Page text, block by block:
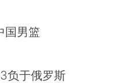
国男篮
负于俄罗斯